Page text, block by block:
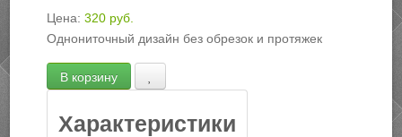
Цена: 320 руб.
Однониточный дизайн без обрезок и протяжек
Характеристики